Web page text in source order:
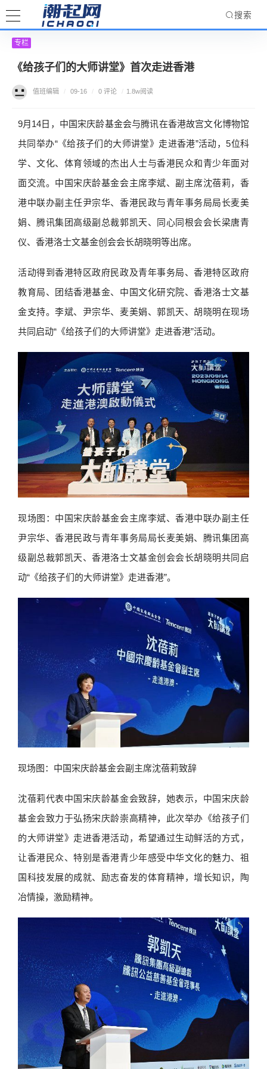
搜索
专栏
《给孩子们的大师讲堂》首次走进香港
值班编辑 / 09-16 / 0 评论 / 1.8w阅读
9月14日，中国宋庆龄基金会与腾讯在香港故宫文化博物馆
共同举办“《给孩子们的大师讲堂》走进香港”活动，5位科
学、文化、体育领域的杰出人士与香港民众和青少年面对
面交流。中国宋庆龄基金会主席李斌、副主席沈蓓莉，香
港中联办副主任尹宗华、香港民政与青年事务局局长麦美
娟、腾讯集团高级副总裁郭凯天、同心同根会会长梁唐青
仪、香港洛士文基金创会会长胡晓明等出席。
活动得到香港特区政府民政及青年事务局、香港特区政府
教育局、团结香港基金、中国文化研究院、香港洛士文基
金支持。李斌、尹宗华、麦美娟、郭凯天、胡晓明在现场
共同启动“《给孩子们的大师讲堂》走进香港”活动。
现场图：中国宋庆龄基金会主席李斌、香港中联办副主任
尹宗华、香港民政与青年事务局局长麦美娟、腾讯集团高
级副总裁郭凯天、香港洛士文基金创会会长胡晓明共同启
动“《给孩子们的大师讲堂》走进香港”。
现场图：中国宋庆龄基金会副主席沈蓓莉致辞
沈蓓莉代表中国宋庆龄基金会致辞，她表示，中国宋庆龄
基金会致力于弘扬宋庆龄崇高精神，此次举办《给孩子们
的大师讲堂》走进香港活动，希望通过生动鲜活的方式，
让香港民众、特别是香港青少年感受中华文化的魅力、祖
国科技发展的成就、励志奋发的体育精神，增长知识，陶
冶情操，激励精神。